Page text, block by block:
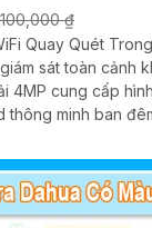
₫
Quay Quét
sát toàn cảnh
4MP cung cấp
thông minh ban